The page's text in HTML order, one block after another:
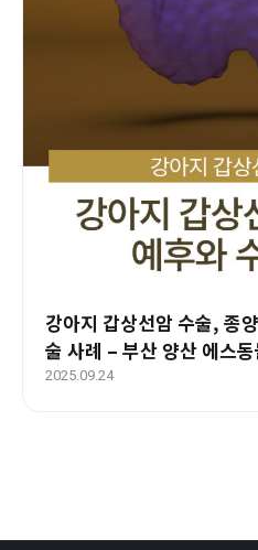
강아지 갑상선암 수술, 종
술 사례 – 부산 양산 에스
2025.09.24